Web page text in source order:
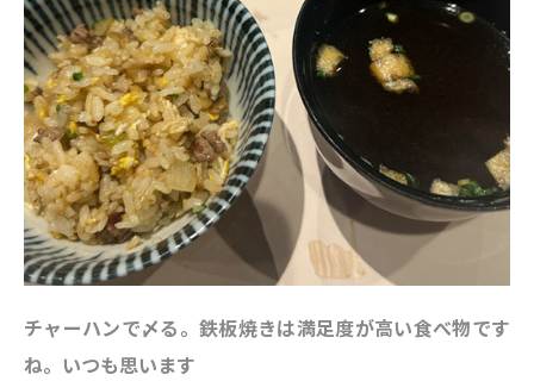
チャーハンで〆る。鉄板焼きは満足度が高い食べ物です
ね。いつも思います